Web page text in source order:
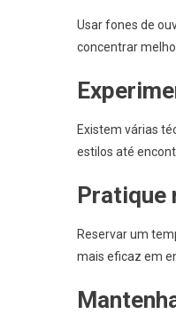
Usar fones de
concentrar
Existem várias
estilos até
Pratique
Reservar um
mais eficaz em